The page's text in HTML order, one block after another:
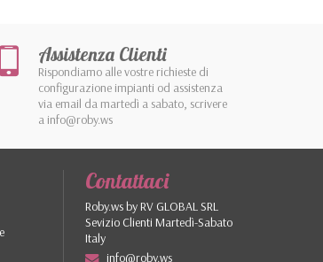
Assistenza Clienti
Rispondiamo alle vostre richieste di
configurazione impianti od assistenza
via email da martedì a sabato, scrivere
a info@roby.ws
Contattaci
Roby.ws by RV GLOBAL SRL
Sevizio Clienti Martedì-Sabato
Italy
info@roby.ws